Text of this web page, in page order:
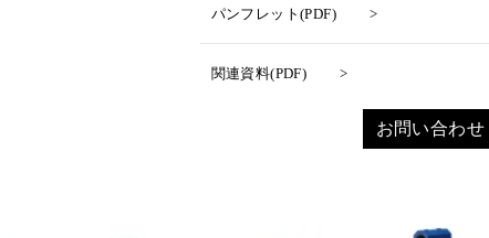
パンフレット(PDF)
関連資料(PDF)
お問い合わせ